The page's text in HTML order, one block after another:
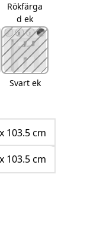
Rökfärga
d ek
Svart ek
103.5 cm
103.5 cm